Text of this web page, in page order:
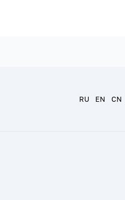
RU EN CN